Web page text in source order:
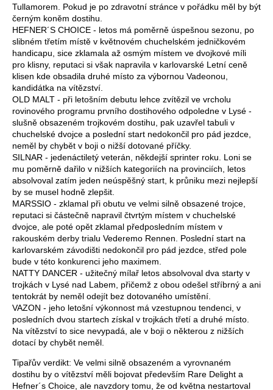
Tullamorem. Pokud je po zdravotní stránce v pořádku měl by být
černým koněm dostihu.
HEFNER´S CHOICE - letos má poměrně úspešnou sezonu, po
slibném třetím místě v květnovém chuchelském jedničkovém
handicapu, sice zklamala až osmým místem ve dvojkové míli
pro klisny, reputaci si však napravila v karlovarské Letní ceně
klisen kde obsadila druhé místo za výbornou Vadeonou,
kandidátka na vítězství.
OLD MALT - při letošním debutu lehce zvítězil ve vrcholu
rovinového programu prvního dostihového odpoledne v Lysé -
slušně obsazeném trojkovém dostihu, pak uzavřel tabuli v
chuchelské dvojce a poslední start nedokončil pro pád jezdce,
neměl by chybět v boji o nižší dotované příčky.
SILNAR - jedenáctiletý veterán, někdejší sprinter roku. Loni se
mu poměrně dařilo v nižších kategoriích na provinciích, letos
absolvoval zatím jeden neúspěšný start, k průniku mezi nejlepší
by se musel hodně zlepšit.
MARSSIO - zklamal při obutu ve velmi silně obsazené trojce,
reputaci si částečně napravil čtvrtým místem v chuchelské
dvojce, ale poté opět zklamal předposledním místem v
rakouském derby trialu Vederemo Rennen. Poslední start na
karlovarském závodišti nedokončil pro pád jezdce, střed pole
bude v této konkurenci jeho maximem.
NATTY DANCER - užitečný mílař letos absolvoval dva starty v
trojkách v Lysé nad Labem, přičemž z obou odešel stříbrný a ani
tentokrát by neměl odejít bez dotovaného umístění.
VAZON - jeho letošní výkonnost má vzestupnou tendenci, v
posledních dvou startech získal v trojkách třetí a druhé místo.
Na vítězství to sice nevypadá, ale v boji o některou z nižších
dotací by chybět neměl.
Tipařův verdikt: Ve velmi silně obsazeném a vyrovnaném
dostihu by o vítězství měli bojovat především Rare Delight a
Hefner´s Choice, ale navzdory tomu, že od května nestartoval